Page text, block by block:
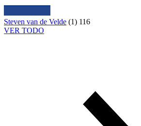
Steven van de Velde (1) 116
VER TODO